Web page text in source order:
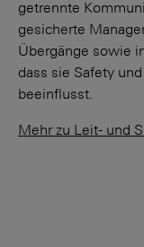
getrennte
gesicherte
Übergänge sowie
dass sie Safety
beeinflusst.
Mehr zu Leit- und